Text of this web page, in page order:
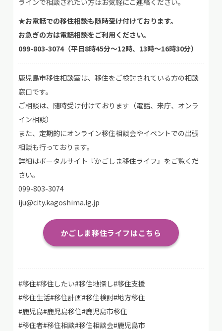
ラインで相談されたい方はお気軽にご連絡ください。
★お電話での移住相談も随時受け付けております。
お急ぎの方は電話相談をご利用ください。
099-803-3074（平日8時45分～12時、13時～16時30分）
鹿児島市移住相談室は、移住をご検討されている方の相談
窓口です。
ご相談は、随時受け付けております（電話、来庁、オンラ
イン相談）
また、定期的にオンライン移住相談会やイベントでの出張
相談も行っております。
詳細はポータルサイト『かごしま移住ライフ』をご覧くだ
さい。
099-803-3074
iju@city.kagoshima.lg.jp
かごしま移住ライフはこちら
#移住#移住したい#移住地探し#移住支援
#移住生活#移住計画#移住検討#地方移住
#鹿児島#鹿児島移住#鹿児島市移住
#移住者#移住相談#移住相談会#鹿児島市